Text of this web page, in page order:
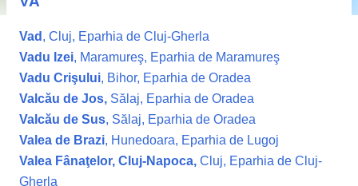
Vad , Cluj, Eparhia de Cluj-Gherla
Vadu Izei, Maramureş, Eparhia de Maramureş
Vadu Crişului, Bihor, Eparhia de Oradea
Valcău de Jos, Sălaj, Eparhia de Oradea
Valcău de Sus, Sălaj, Eparhia de Oradea
Valea de Brazi, Hunedoara, Eparhia de Lugoj
Valea Fânaţelor, Cluj-Napoca, Cluj, Eparhia de Cluj-
Gherla